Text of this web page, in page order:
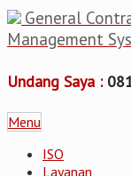
General
Management
Undang Saya :
Menu
ISO
Layanan